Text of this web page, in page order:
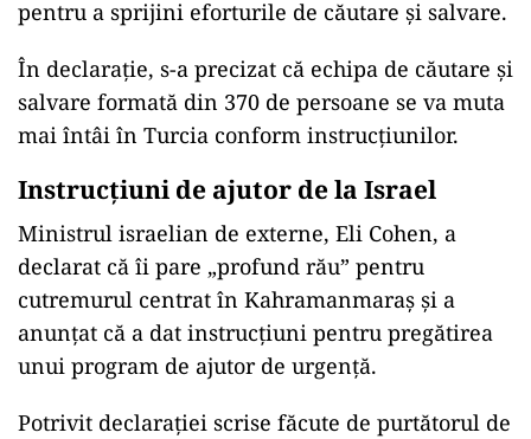
pentru a sprijini eforturile de căutare și salvare.
În declarație, s-a precizat că echipa de căutare și
salvare formată din 370 de persoane se va muta
mai întâi în Turcia conform instrucțiunilor.
Instrucțiuni de ajutor de la Israel
Ministrul israelian de externe, Eli Cohen, a
declarat că îi pare „profund rău” pentru
cutremurul centrat în Kahramanmaraş şi a
anunţat că a dat instrucţiuni pentru pregătirea
unui program de ajutor de urgenţă.
Potrivit declarației scrise făcute de purtătorul de